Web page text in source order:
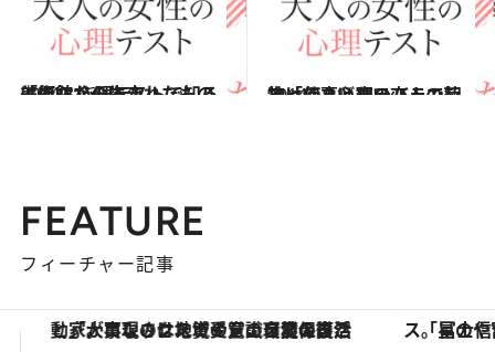
2014.8.23
美術館から盗まれたものは何？ 心理テストで知る「あなたの失恋」
占い 2014.6.21
持ってあげたい恋人の荷物は何？心理テストで知る「仕事と恋のバランス」
占い
FEATURE
フィーチャー記事
「星のや富士」でデジタルデトックス。冨士信仰の歴史を辿り、心身を調える。 【夏限定ディナーコース】旬を